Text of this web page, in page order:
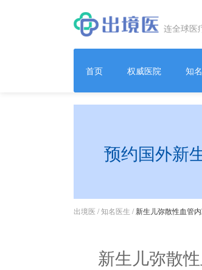
连全球医
首页 权威医院 知
预约国外新
出境医 /知名医生 /新生儿弥散性血管
新生儿弥散